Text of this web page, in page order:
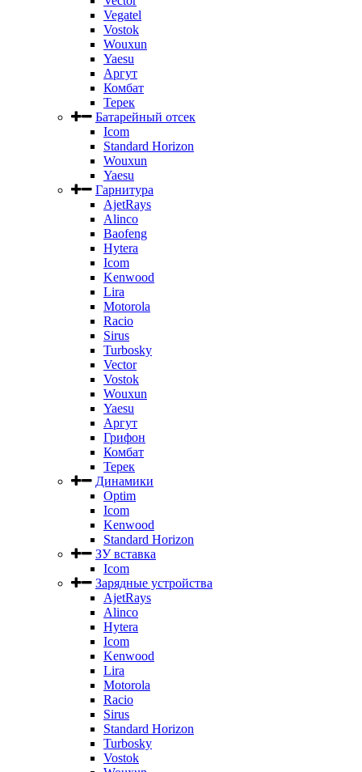
Vegatel
Vostok
Wouxun
Yaesu
Аргут
Комбат
Терек
Батарейный отсек
Icom
Standard Horizon
Wouxun
Yaesu
Гарнитура
AjetRays
Alinco
Baofeng
Hytera
Icom
Kenwood
Lira
Motorola
Racio
Sirus
Turbosky
Vector
Vostok
Wouxun
Yaesu
Аргут
Грифон
Комбат
Терек
Динамики
Optim
Icom
Kenwood
Standard Horizon
ЗУ вставка
Icom
Зарядные устройства
AjetRays
Alinco
Hytera
Icom
Kenwood
Lira
Motorola
Racio
Sirus
Standard Horizon
Turbosky
Vostok